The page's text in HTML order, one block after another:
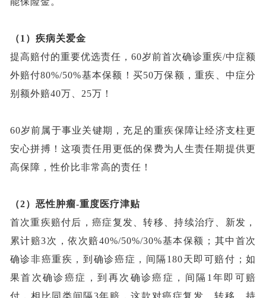
（1）疾病关爱金
提高赔付的重要优选责任， 60岁前首次确诊重疾/中症额
外赔付80%/50%基本保额！买50万保额，重疾、中症分
别额外赔40万、25万！
60岁前属于事业关键期，充足的重疾保障让经济支柱更
安心拼搏！这项责任用更低的保费为人生责任期提供更
高保障，性价比非常高的责任！
（2） 恶性肿瘤-重度医疗津贴
首次重疾赔付后，癌症复发、转移、持续治疗、新发，
累计赔3次，依次赔40%/50%/30%基本保额；其中首次
确诊非癌重疾，到确诊癌症，间隔180天即可赔付；如
果首次确诊癌症，到再次确诊癌症，间隔1年即可赔